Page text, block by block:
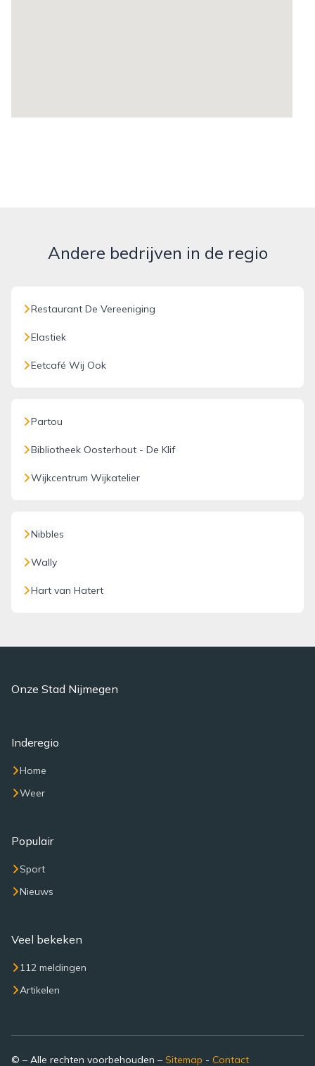
Andere bedrijven in de regio
Restaurant De Vereeniging
Elastiek
Eetcafé Wij Ook
Partou
Bibliotheek Oosterhout - De Klif
Wijkcentrum Wijkatelier
Nibbles
Wally
Hart van Hatert
Onze Stad Nijmegen
Inderegio
Home
Weer
Populair
Sport
Nieuws
Veel bekeken
112 meldingen
Artikelen
© – Alle rechten voorbehouden – Sitemap - Contact